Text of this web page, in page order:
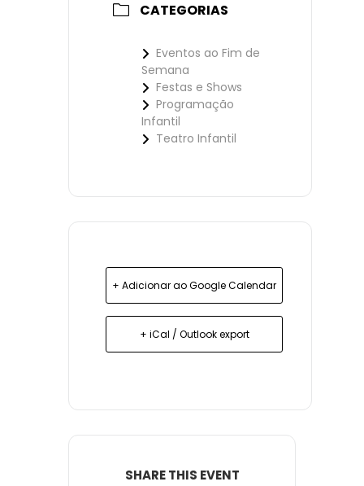
CATEGORIAS
Eventos ao Fim de
Semana
Festas e Shows
Programação
Infantil
Teatro Infantil
+ Adicionar ao Google Calendar
+ iCal / Outlook export
SHARE THIS EVENT